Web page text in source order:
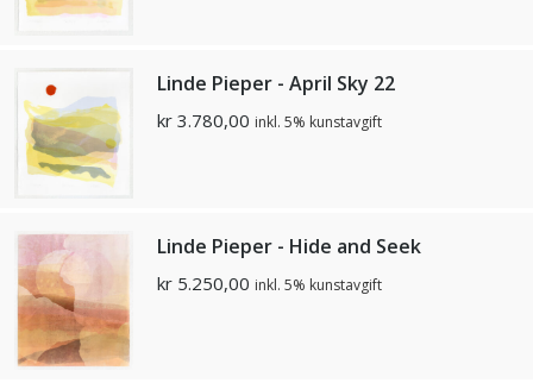
Linde Pieper - April Sky 22
kr 3.780,00 inkl. 5% kunstavgift
Linde Pieper - Hide and Seek
kr 5.250,00 inkl. 5% kunstavgift